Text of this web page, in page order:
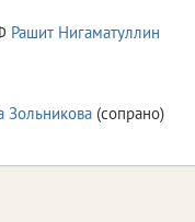
Рашит Нигаматуллин
Зольникова (сопрано)